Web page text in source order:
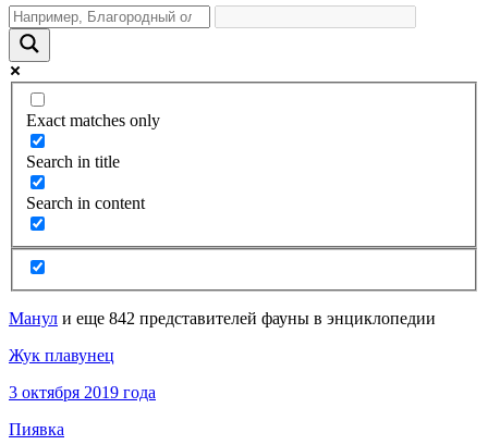
Exact matches only
Search in title
Search in content
Манул и еще 842 представителей фауны в энциклопедии
Жук плавунец
3 октября 2019 года
Пиявка